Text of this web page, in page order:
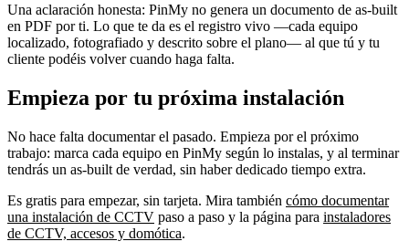
Una aclaración honesta: PinMy no genera un documento de as-built
en PDF por ti. Lo que te da es el registro vivo —cada equipo
localizado, fotografiado y descrito sobre el plano— al que tú y tu
cliente podéis volver cuando haga falta.
Empieza por tu próxima instalación
No hace falta documentar el pasado. Empieza por el próximo
trabajo: marca cada equipo en PinMy según lo instalas, y al terminar
tendrás un as-built de verdad, sin haber dedicado tiempo extra.
Es gratis para empezar, sin tarjeta. Mira también cómo documentar
una instalación de CCTV paso a paso y la página para instaladores
de CCTV, accesos y domótica.